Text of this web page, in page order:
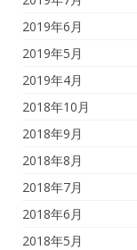
2019年6月
2019年5月
2019年4月
2018年10月
2018年9月
2018年8月
2018年7月
2018年6月
2018年5月